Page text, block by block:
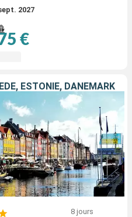
2027
€
ESTONIE, DANEMARK
8 jours